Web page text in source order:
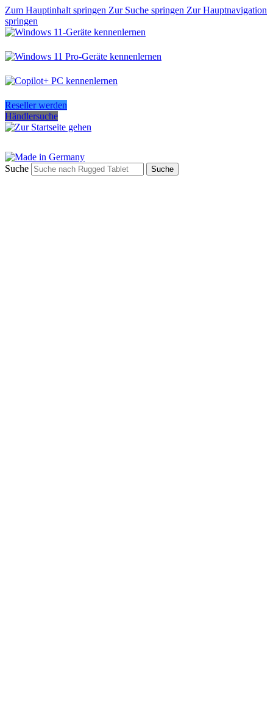
Zum Hauptinhalt springen Zur Suche springen Zur Hauptnavigation
springen
Reseller werden
Händlersuche
Suche Suche